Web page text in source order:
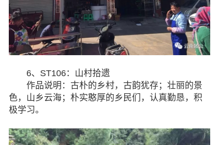
6、ST106：山村拾遗
作品说明：古朴的乡村，古韵犹存；壮丽的景
色，山乡云海；朴实憨厚的乡民们，认真勤恳，积
极学习。